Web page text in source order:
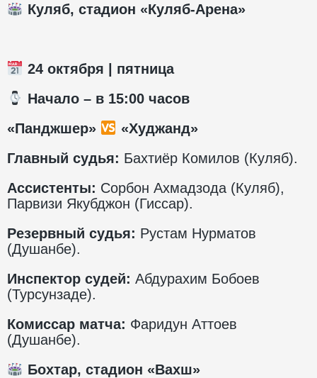
Куляб, стадион «Куляб-Арена»
24 октября | пятница
️ Начало – в 15:00 часов
«Панджшер»
«Худжанд»
Главный судья: Бахтиёр Комилов (Куляб).
Ассистенты: Сорбон Ахмадзода (Куляб),
Парвизи Якубджон (Гиссар).
Резервный судья: Рустам Нурматов
(Душанбе).
Инспектор судей: Абдурахим Бобоев
(Турсунзаде).
Комиссар матча: Фаридун Аттоев
(Душанбе).
Бохтар, стадион «Вахш»